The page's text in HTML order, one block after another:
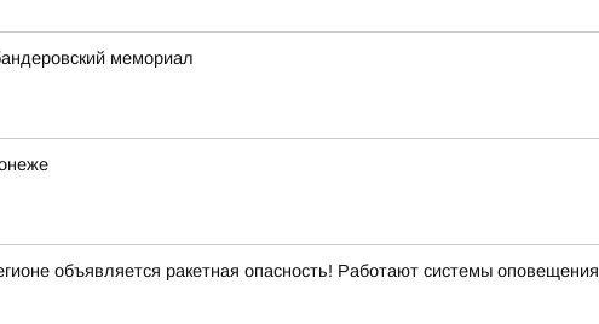
мемориал
объявляется ракетная опасность! Работают системы оповещения